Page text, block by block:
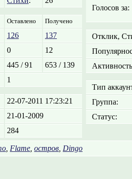
Оставлено Получено
126
137
0
12
445 / 91
653 / 139
1
22-07-2011 17:23:21
21-01-2009
284
Голосов за:
Отклик,
Тип
Группа:
Статус:
Flame остров Dingo